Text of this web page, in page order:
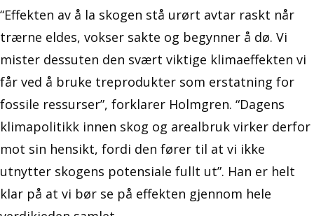
“Effekten av å la skogen stå urørt avtar raskt når
trærne eldes, vokser sakte og begynner å dø. Vi
mister dessuten den svært viktige klimaeffekten vi
får ved å bruke treprodukter som erstatning for
fossile ressurser”, forklarer Holmgren. “Dagens
klimapolitikk innen skog og arealbruk virker derfor
mot sin hensikt, fordi den fører til at vi ikke
utnytter skogens potensiale fullt ut”. Han er helt
klar på at vi bør se på effekten gjennom hele